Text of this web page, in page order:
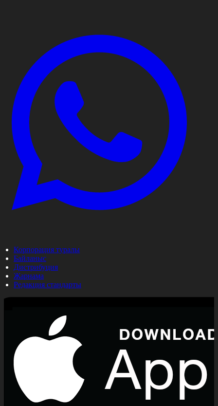
Корпорация туралы
Байланыс
Дистрибуция
Жарнама
Редакция стандарты